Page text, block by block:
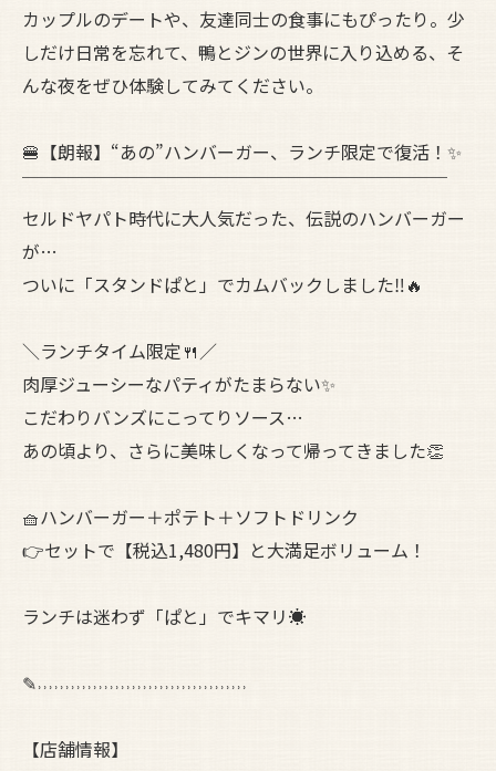
カップルのデートや、友達同士の食事にもぴったり。少
しだけ日常を忘れて、鴨とジンの世界に入り込める、そ
んな夜をぜひ体験してみてください。
🍔【朗報】“あの”ハンバーガー、ランチ限定で復活！✨
￣￣￣￣￣￣￣￣￣￣￣￣￣￣￣￣￣￣￣￣￣￣￣￣
セルドヤパト時代に大人気だった、伝説のハンバーガー
が…
ついに「スタンドぱと」でカムバックしました‼︎🔥
＼ランチタイム限定🍴／
肉厚ジューシーなパティがたまらない✨
こだわりバンズにこってりソース…
あの頃より、さらに美味しくなって帰ってきました👏
🧺ハンバーガー＋ポテト＋ソフトドリンク
👉セットで【税込1,480円】と大満足ボリューム！
ランチは迷わず「ぱと」でキマリ☀️
✎˒˒˒˒˒˒˒˒˒˒˒˒˒˒˒˒˒˒˒˒˒˒˒˒˒˒˒˒˒˒˒˒˒˒˒˒˒˒
【店舗情報】